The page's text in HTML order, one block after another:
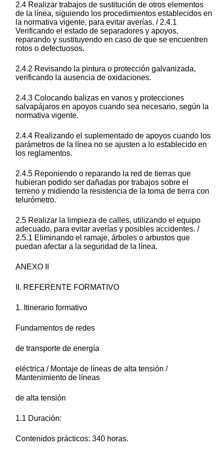
2.4 Realizar trabajos de sustitución de otros elementos
de la línea, siguiendo los procedimientos establecidos en
la normativa vigente, para evitar averías. / 2.4.1
Verificando el estado de separadores y apoyos,
reparando y sustituyendo en caso de que se encuentren
rotos o defectuosos.
2.4.2 Revisando la pintura o protección galvanizada,
verificando la ausencia de oxidaciones.
2.4.3 Colocando balizas en vanos y protecciones
salvapájaros en apoyos cuando sea necesario, según la
normativa vigente.
2.4.4 Realizando el suplementado de apoyos cuando los
parámetros de la línea no se ajusten a lo establecido en
los reglamentos.
2.4.5 Reponiendo o reparando la red de tierras que
hubieran podido ser dañadas por trabajos sobre el
terreno y midiendo la resistencia de la toma de tierra con
telurómetro.
2.5 Realizar la limpieza de calles, utilizando el equipo
adecuado, para evitar averías y posibles accidentes. /
2.5.1 Eliminando el ramaje, árboles o arbustos que
puedan afectar a la seguridad de la línea.
ANEXO II
II. REFERENTE FORMATIVO
1. Itinerario formativo
Fundamentos de redes
de transporte de energía
eléctrica / Montaje de líneas de alta tensión /
Mantenimiento de líneas
de alta tensión
1.1 Duración:
Contenidos prácticos: 340 horas.